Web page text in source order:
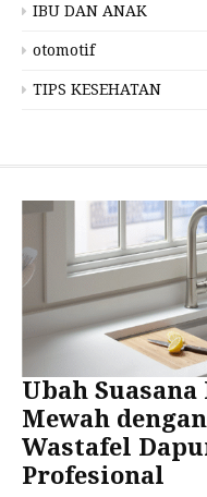
IBU DAN ANAK
otomotif
TIPS KESEHATAN
Ubah
Mewah
Wastafel
Profesional